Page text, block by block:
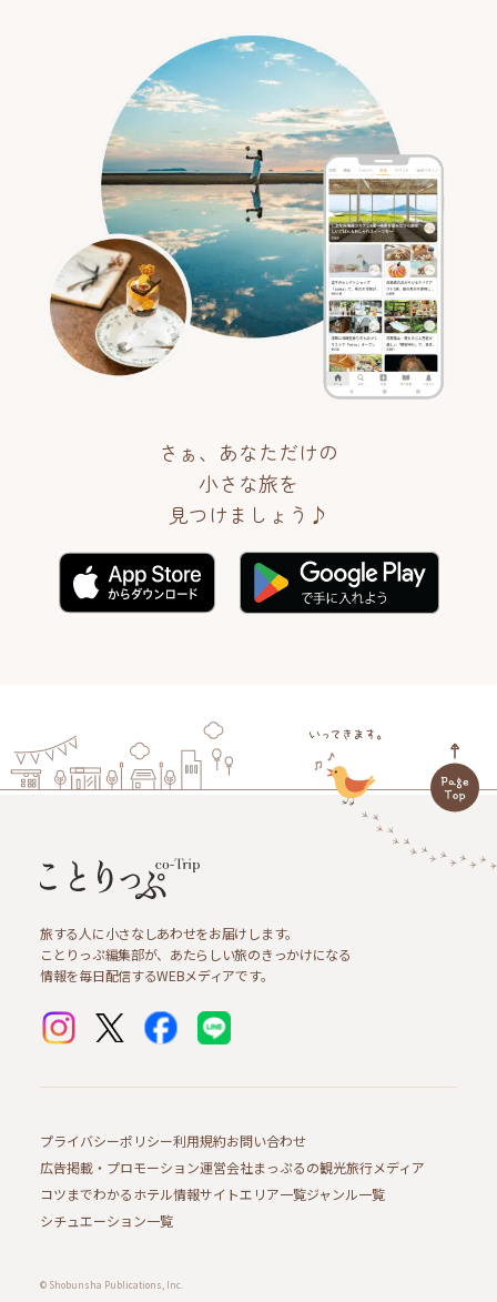
さぁ、あなただけの
小さな旅を
見つけましょう♪
旅する人に小さなしあわせをお届けします。
ことりっぷ編集部が、あたらしい旅のきっかけになる
情報を毎日配信するWEBメディアです。
プライバシーポリシー利用規約お問い合わせ
広告掲載・プロモーション運営会社まっぷるの観光旅行メディア
コツまでわかるホテル情報サイトエリア一覧ジャンル一覧
シチュエーション一覧
© Shobunsha Publications, Inc.